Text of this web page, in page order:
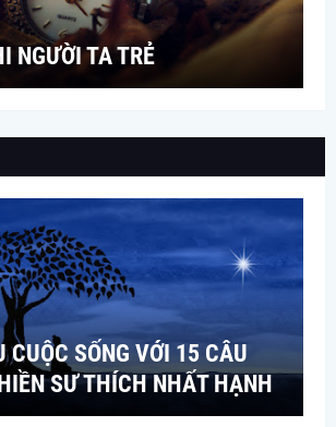
NGƯỜI TA TRẺ
CUỘC SỐNG VỚI 15 CÂU
SƯ THÍCH NHẤT HẠNH